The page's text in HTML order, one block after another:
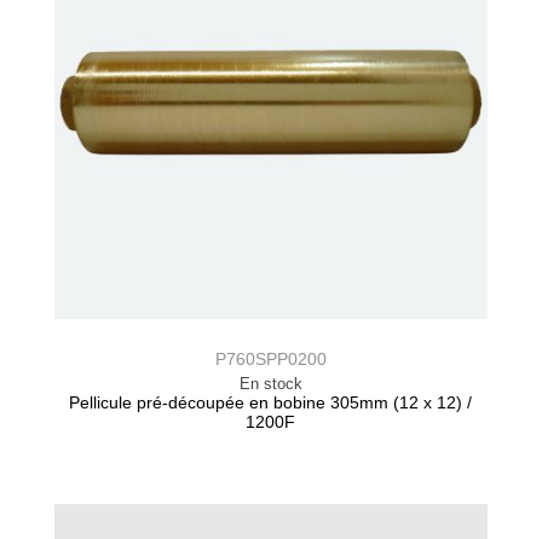
P760SPP0200
En stock
Pellicule pré-découpée en bobine 305mm (12 x 12) /
1200F